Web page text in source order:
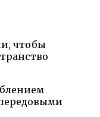
чтобы